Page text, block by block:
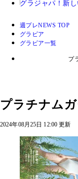
グラジャパ！ 新
週プレNEWS TOP
グラビア
グラビア一覧
プ
プラチナムガ
2024年08月25日 12:00 更新